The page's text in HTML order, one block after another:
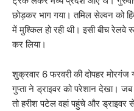
छोड़कर भाग गया। तमिल सेल्वन को
में मुश्किल हो रही थी। इसी बीच रेलवे
कर लिया।
शुक्रवार 6 फरवरी की दोपहर
गुप्ता ने ड्राइवर को परेशान देखा।
तो हरीश पटेल वहां पहुंचे और